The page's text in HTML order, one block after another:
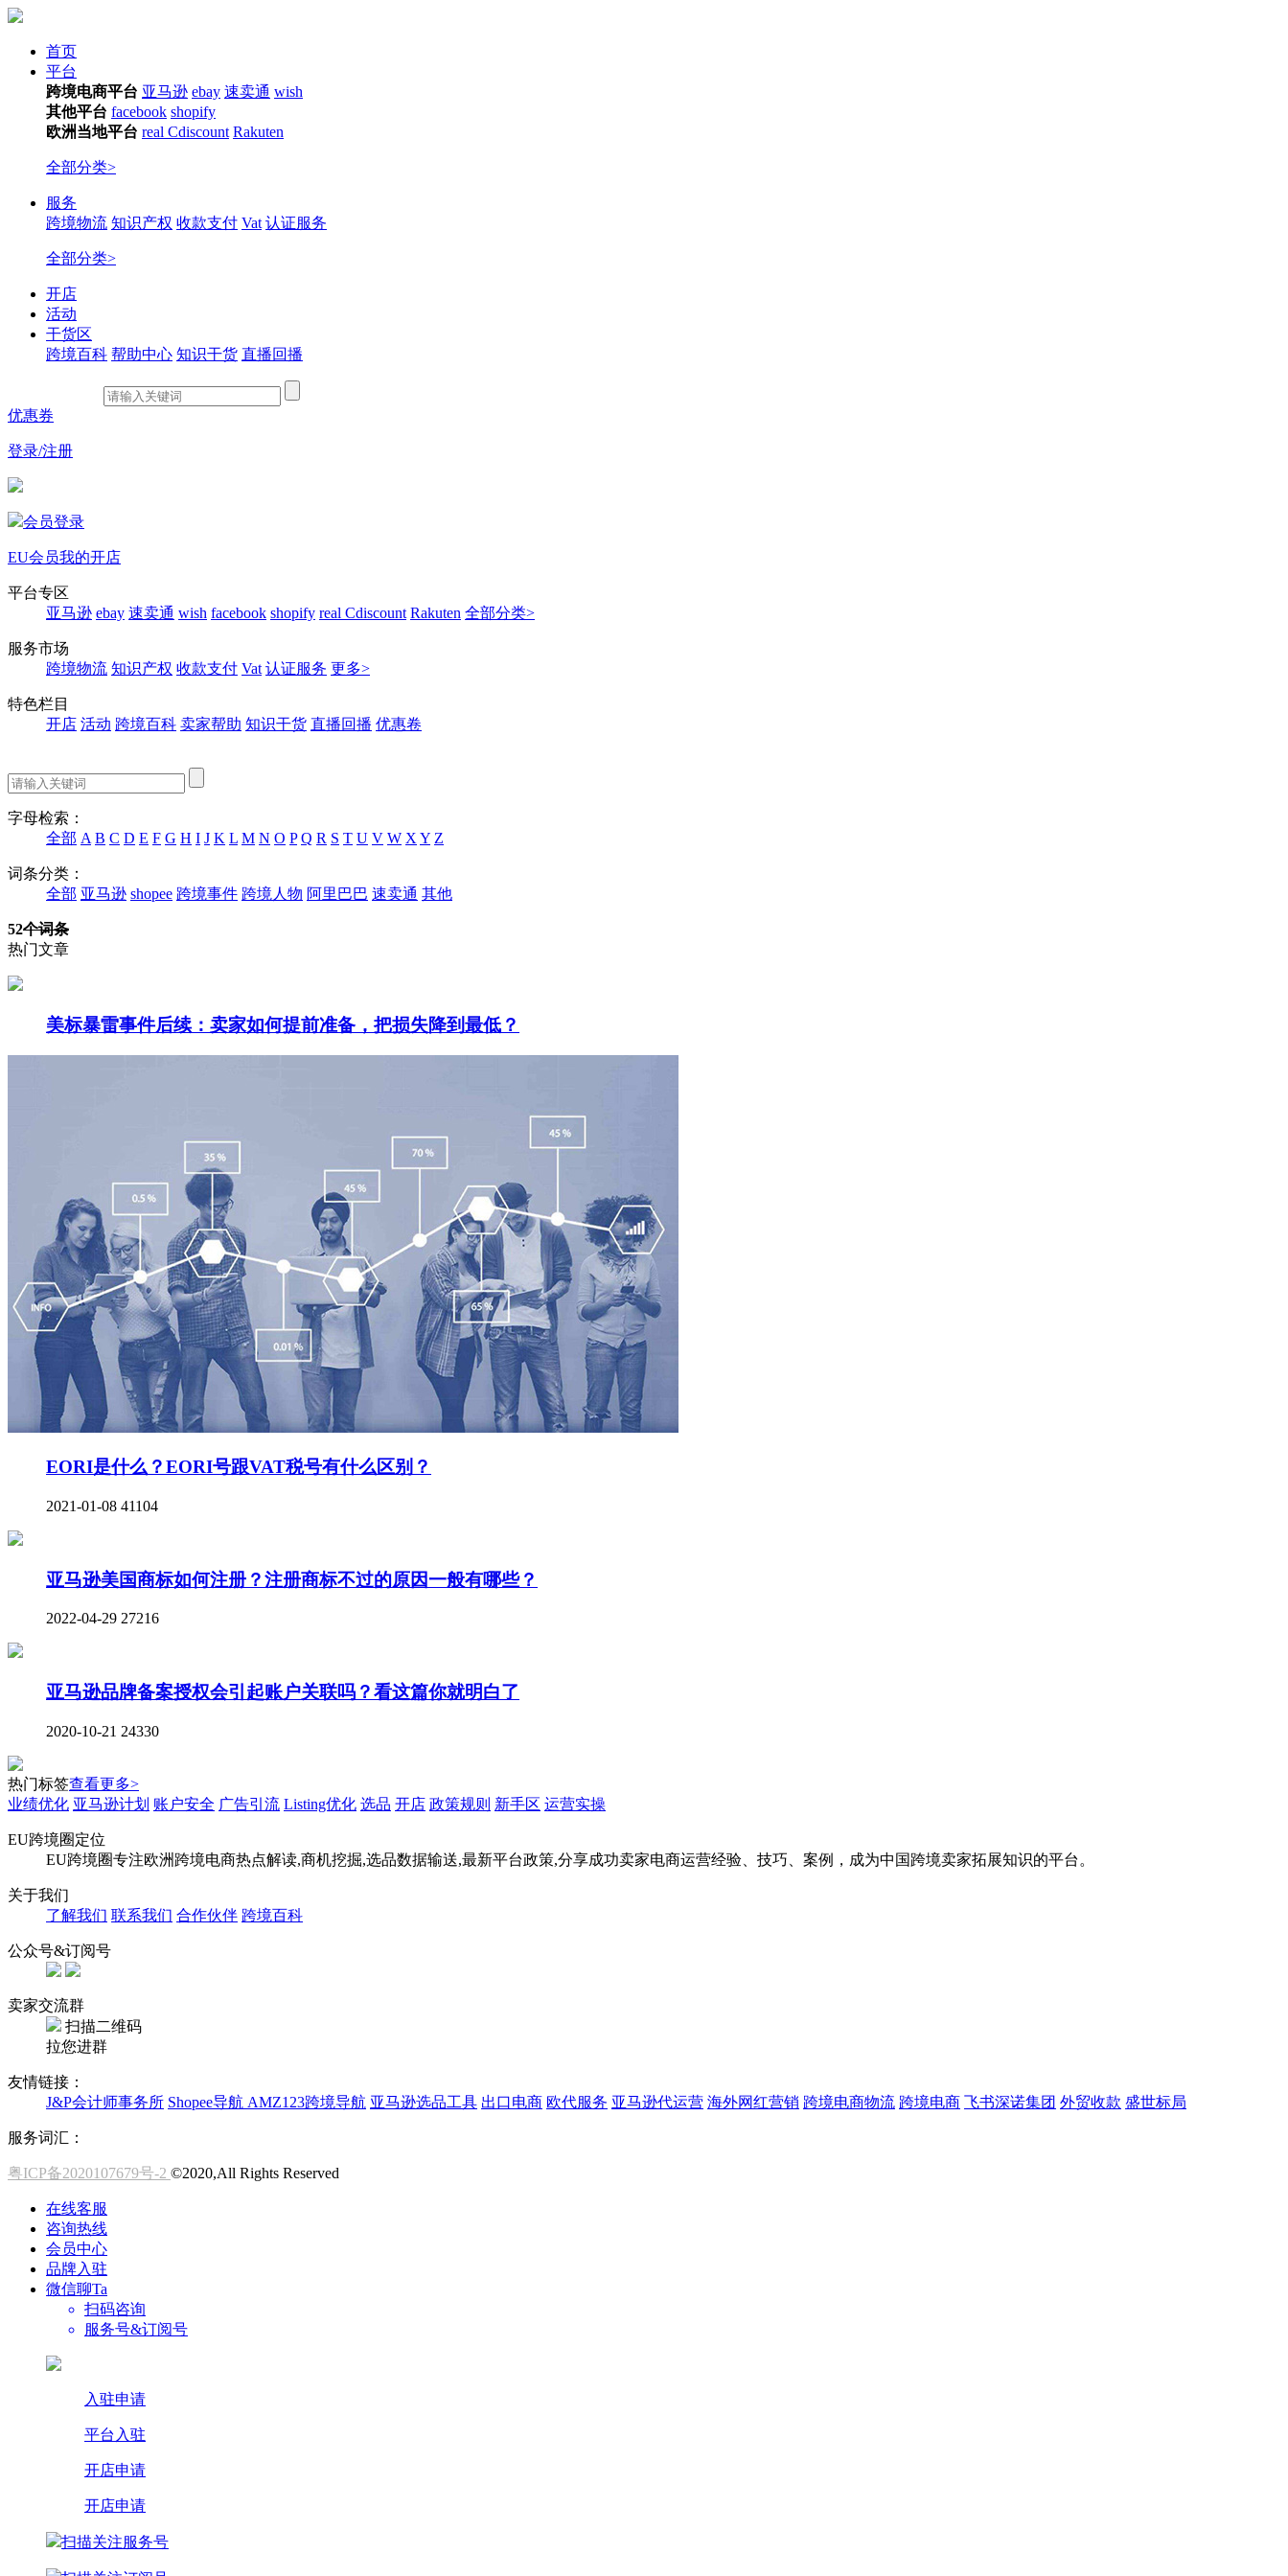
首页
平台
跨境电商平台 亚马逊 ebay 速卖通 wish
其他平台 facebook shopify
欧洲当地平台 real Cdiscount Rakuten
全部分类>
服务
跨境物流 知识产权 收款支付 Vat 认证服务
全部分类>
开店
活动
干货区
跨境百科 帮助中心 知识干货 直播回播
优惠券
登录/注册
会员登录
EU会员我的开店
平台专区
亚马逊 ebay 速卖通 wish facebook shopify real Cdiscount Rakuten 全部分类>
服务市场
跨境物流 知识产权 收款支付 Vat 认证服务 更多>
特色栏目
开店 活动 跨境百科 卖家帮助 知识干货 直播回播 优惠卷
字母检索：
全部 A B C D E F G H I J K L M N O P Q R S T U V W X Y Z
词条分类：
全部 亚马逊 shopee 跨境事件 跨境人物 阿里巴巴 速卖通 其他
52个词条
热门文章
美标暴雷事件后续：卖家如何提前准备，把损失降到最低？
EORI是什么？EORI号跟VAT税号有什么区别？
2021-01-08 41104
亚马逊美国商标如何注册？注册商标不过的原因一般有哪些？
2022-04-29 27216
亚马逊品牌备案授权会引起账户关联吗？看这篇你就明白了
2020-10-21 24330
热门标签查看更多>
业绩优化 亚马逊计划 账户安全 广告引流 Listing优化 选品 开店 政策规则 新手区 运营实操
EU跨境圈定位
EU跨境圈专注欧洲跨境电商热点解读,商机挖掘,选品数据输送,最新平台政策,分享成功卖家电商运营经验、技巧、案例，成为中国跨境卖家拓展知识的平台。
关于我们
了解我们 联系我们 合作伙伴 跨境百科
公众号&订阅号
卖家交流群
扫描二维码
拉您进群
友情链接：
J&P会计师事务所 Shopee导航 AMZ123跨境导航 亚马逊选品工具 出口电商 欧代服务 亚马逊代运营 海外网红营销 跨境电商物流 跨境电商 飞书深诺集团 外贸收款 盛世标局
服务词汇：
粤ICP备2020107679号-2 ©2020,All Rights Reserved
在线客服
咨询热线
会员中心
品牌入驻
微信聊Ta
扫码咨询
服务号&订阅号
入驻申请
平台入驻
开店申请
开店申请
扫描关注服务号